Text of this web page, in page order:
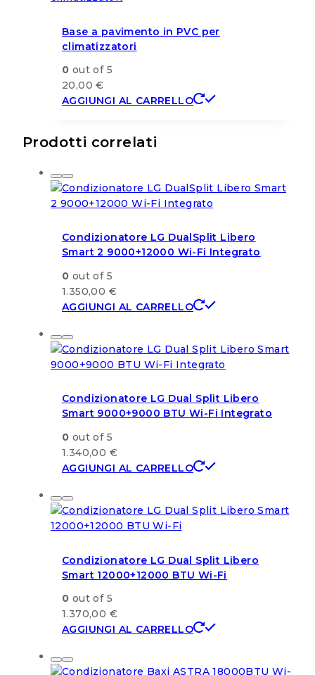
Base a pavimento in PVC per
climatizzatori
0 out of 5
20,00€
AGGIUNGI AL CARRELLO
Prodotti correlati
Condizionatore LG DualSplit Libero
Smart 2 9000+12000 Wi-Fi Integrato
0 out of 5
1.350,00 €
AGGIUNGI AL CARRELLO
Condizionatore LG Dual Split Libero
Smart 9000+9000 BTU Wi-Fi Integrato
0 out of 5
1.340,00 €
AGGIUNGI AL CARRELLO
Condizionatore LG Dual Split Libero
Smart 12000+12000 BTU Wi-Fi
0 out of 5
1.370,00 €
AGGIUNGI AL CARRELLO